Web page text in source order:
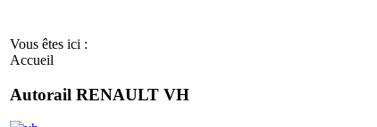
Vous êtes ici :
Accueil
Autorail RENAULT VH